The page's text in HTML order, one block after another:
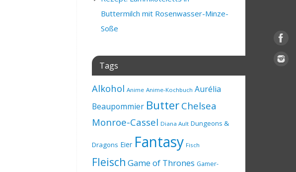
Buttermilch mit Rosenwasser-Minze-
Soße
Tags
Alkohol Anime Anime-Kochbuch Aurélia
Beaupommier ButterChelsea
Monroe-Cassel Diana Ault Dungeons &
Dragons Eier Fantasy Fisch
Fleisch Game of Thrones Gamer-